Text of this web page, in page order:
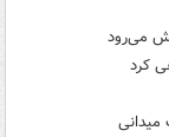
می‌رود
کرد